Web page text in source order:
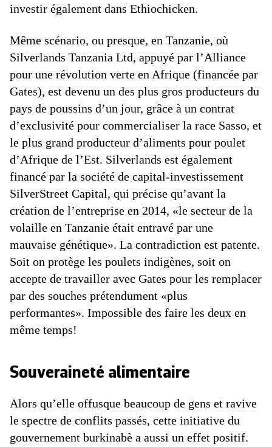
investir également dans Ethiochicken.
Même scénario, ou presque, en Tanzanie, où
Silverlands Tanzania Ltd, appuyé par l’Alliance
pour une révolution verte en Afrique (financée par
Gates), est devenu un des plus gros producteurs du
pays de poussins d’un jour, grâce à un contrat
d’exclusivité pour commercialiser la race Sasso, et
le plus grand producteur d’aliments pour poulet
d’Afrique de l’Est. Silverlands est également
financé par la société de capital-investissement
SilverStreet Capital, qui précise qu’avant la
création de l’entreprise en 2014, «le secteur de la
volaille en Tanzanie était entravé par une
mauvaise génétique». La contradiction est patente.
Soit on protège les poulets indigènes, soit on
accepte de travailler avec Gates pour les remplacer
par des souches prétendument «plus
performantes». Impossible des faire les deux en
même temps!
Souveraineté alimentaire
Alors qu’elle offusque beaucoup de gens et ravive
le spectre de conflits passés, cette initiative du
gouvernement burkinabè a aussi un effet positif.